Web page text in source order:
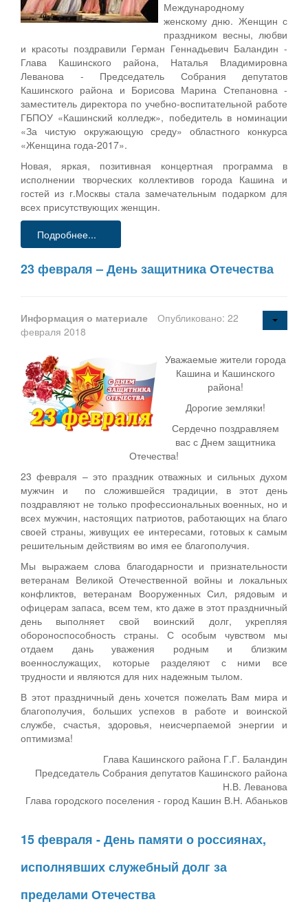
Международному
женскому дню. Женщин с
праздником весны, любви
и красоты поздравили Герман Геннадьевич Баландин -
Глава Кашинского района, Наталья Владимировна
Леванова - Председатель Собрания депутатов
Кашинского района и Борисова Марина Степановна -
заместитель директора по учебно-воспитательной работе
ГБПОУ «Кашинский колледж», победитель в номинации
«За чистую окружающую среду» областного конкурса
«Женщина года-2017».
Новая, яркая, позитивная концертная программа в
исполнении творческих коллективов города Кашина и
гостей из г.Москвы стала замечательным подарком для
всех присутствующих женщин.
Подробнее...
23 февраля – День защитника Отечества
Информация о материале
Опубликовано: 22
февраля 2018
Уважаемые жители города
Кашина и Кашинского
района!
Дорогие земляки!
Се­рдечно поздравляем
вас с Днем защитника
Отечества!
23 февраля – это праздник отважных и сильных духом
мужчин и по сложившейся традиции, в этот день
поздравляют не только профессиональных военных, но и
всех мужчин, настоящих патриотов, работающих на благо
своей страны, живущих ее интересами, готовых к самым
решительным действиям во имя ее благополучия.
Мы выражаем слова благодарности и признательности
ветеранам Великой Отечественной войны и локальных
конфликтов, ветеранам Вооруженных Сил, рядовым и
офицерам запаса, всем тем, кто даже в этот праздничный
день выполняет свой воинский долг, укрепляя
обороноспособность страны. С особым чувством мы
отдаем дань уважения родным и близким
военнослужащих, которые разделяют с ними все
трудности и являются для них надежным тылом.
В этот праздничный день хочется пожелать Вам мира и
благополучия, больших успехов в работе и воинской
службе, счастья, здоровья, неисчерпаемой энергии и
оптимизма!
Глава Кашинского района Г.Г. Баландин
Председатель Собрания депутатов Кашинского района
Н.В. Леванова
Глава городского поселения - город Кашин В.Н. Абаньков
15 февраля - День памяти о россиянах,
исполнявших служебный долг за
пределами Отечества